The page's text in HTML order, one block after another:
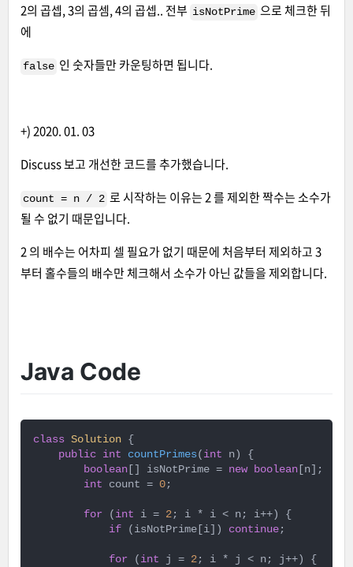
2의 곱셉, 3의 곱셈, 4의 곱셉.. 전부 isNotPrime 으로 체크한 뒤
에
false 인 숫자들만 카운팅하면 됩니다.
+) 2020. 01. 03
Discuss 보고 개선한 코드를 추가했습니다.
count = n / 2 로 시작하는 이유는 2 를 제외한 짝수는 소수가
될 수 없기 때문입니다.
2 의 배수는 어차피 셀 필요가 없기 때문에 처음부터 제외하고 3
부터 홀수들의 배수만 체크해서 소수가 아닌 값들을 제외합니다.
Java Code
class Solution {
public int countPrimes( int n)
{
boolean [] isNotPrime = new boolean [n];
int count = 0 ;
for ( int i = 2 ; i * i < n; i++) {
if (isNotPrime[i]) continue ;
for ( int j = 2 ; i * j < n; j++) {